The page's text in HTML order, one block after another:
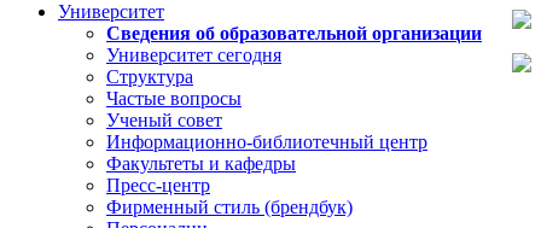
Университет
Сведения об образовательной организации
Университет сегодня
Структура
Частые вопросы
Ученый совет
Информационно-библиотечный центр
Факультеты и кафедры
Пресс-центр
Фирменный стиль (брендбук)